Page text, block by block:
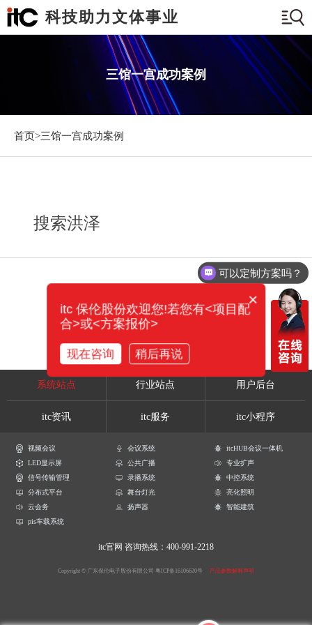
科技助力文体事业
三馆一宫成功案例
首页>三馆一宫成功案例
搜索洪泽
系统站点 行业站点 用户后台
itc资讯 itc服务 itc小程序
视频会议 会议系统
itcHUB会议一体机
LED显示屏
公共广播
专业扩声
信号传输管理
录播系统
中控系统
分布式平台
舞台灯光
亮化照明
云会务
扬声器
智能建筑
pis车载系统
itc官网 咨询热线：400-991-2218
Copyright © 广东保伦电子股份有限公司 粤ICP备16106620号 产品参数解释声明
可以定制方案吗？
×
itc 保伦股份欢迎您!若您有<项目配
合>或<方案报价>
现在咨询 稍后再说